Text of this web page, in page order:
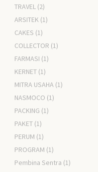
TRAVEL (2)
ARSITEK (1)
CAKES (1)
COLLECTOR (1)
FARMASI (1)
KERNET (1)
MITRA USAHA (1)
NASMOCO (1)
PACKING (1)
PAKET (1)
PERUM (1)
PROGRAM (1)
Pembina Sentra (1)